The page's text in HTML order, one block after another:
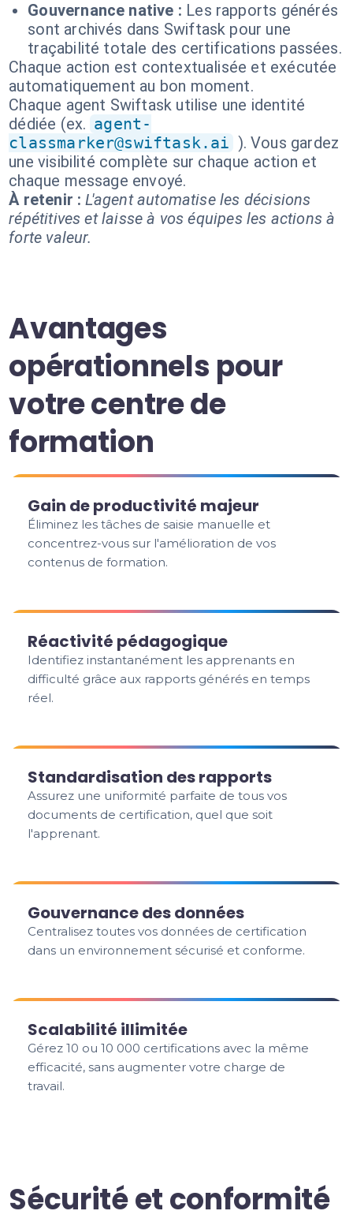
Gouvernance native : Les rapports générés
sont archivés dans Swiftask pour une
traçabilité totale des certifications passées.
Chaque action est contextualisée et exécutée
automatiquement au bon moment.
Chaque agent Swiftask utilise une identité
dédiée (ex. agent-
classmarker@swiftask.ai ). Vous gardez
une visibilité complète sur chaque action et
chaque message envoyé.
À retenir : L'agent automatise les décisions
répétitives et laisse à vos équipes les actions à
forte valeur.
Avantages
opérationnels pour
votre centre de
formation
Gain de productivité majeur
Éliminez les tâches de saisie manuelle et
concentrez-vous sur l'amélioration de vos
contenus de formation.
Réactivité pédagogique
Identifiez instantanément les apprenants en
difficulté grâce aux rapports générés en temps
réel.
Standardisation des rapports
Assurez une uniformité parfaite de tous vos
documents de certification, quel que soit
l'apprenant.
Gouvernance des données
Centralisez toutes vos données de certification
dans un environnement sécurisé et conforme.
Scalabilité illimitée
Gérez 10 ou 10 000 certifications avec la même
efficacité, sans augmenter votre charge de
travail.
Sécurité et conformité